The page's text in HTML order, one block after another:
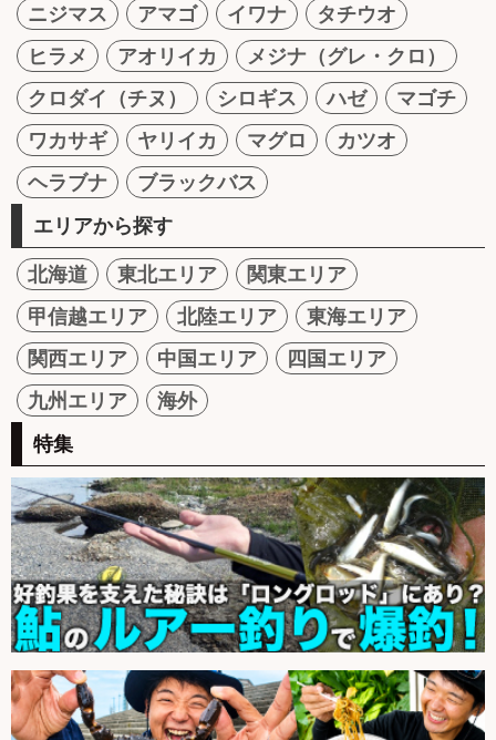
ニジマス
アマゴ イワナ
タチウオ
ヒラメ
アオリイカ
メジナ（グレ・クロ）
クロダイ（チヌ）
シロギス ハゼ
マゴチ
ワカサギ
ヤリイカ マグロ
カツオ
ヘラブナ
ブラックバス
エリアから探す
北海道 東北エリア
関東エリア
甲信越エリア
北陸エリア
東海エリア
関西エリア
中国エリア
四国エリア
九州エリア
海外
特集